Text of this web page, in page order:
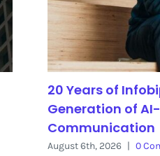
20 Years of
Generation of
Communication
August 6th, 2026 | 0